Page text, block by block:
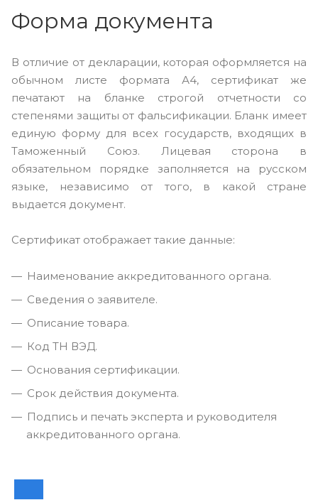
Форма документа
В отличие от декларации, которая оформляется на
обычном листе формата А4, сертификат же
печатают на бланке строгой отчетности со
степенями защиты от фальсификации. Бланк имеет
единую форму для всех государств, входящих в
Таможенный Союз. Лицевая сторона в
обязательном порядке заполняется на русском
языке, независимо от того, в какой стране
выдается документ.
Сертификат отображает такие данные:
Наименование аккредитованного органа.
Сведения о заявителе.
Описание товара.
Код ТН ВЭД.
Основания сертификации.
Срок действия документа.
Подпись и печать эксперта и руководителя
аккредитованного органа.